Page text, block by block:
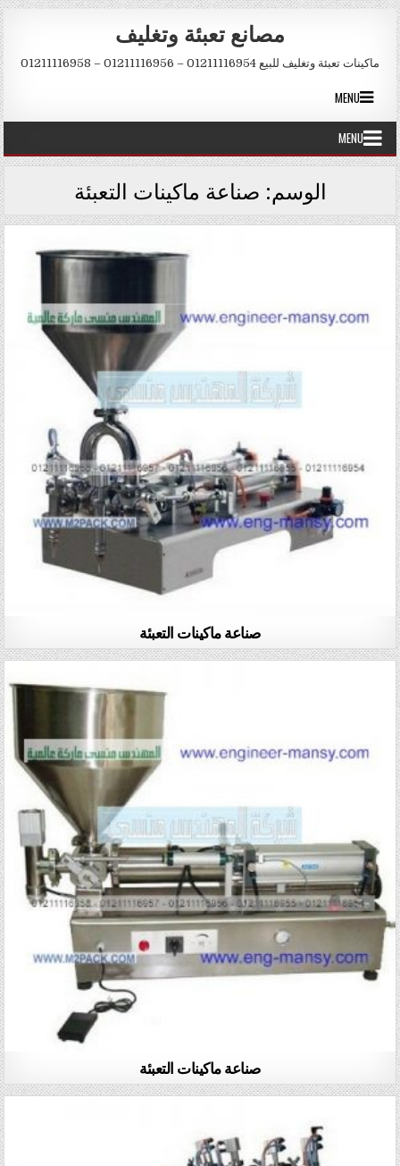
Skip to content
مصانع تعبئة وتغليف
ماكينات تعبئة وتغليف للبيع 01211116954 – 01211116956 – 01211116958
MENU
MENU
الوسم: صناعة ماكينات التعبئة
صناعة ماكينات التعبئة
صناعة ماكينات التعبئة